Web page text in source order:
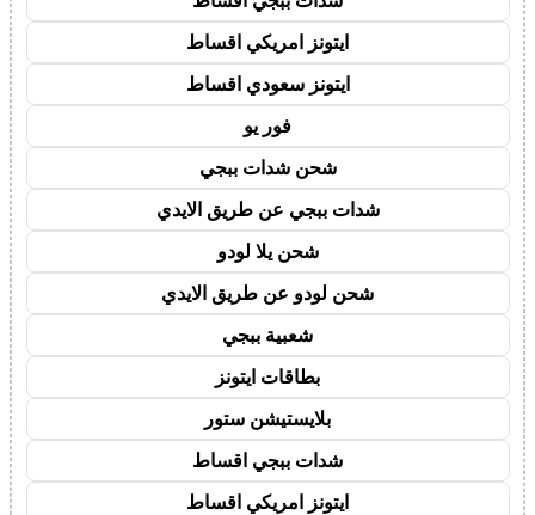
ايتونز امريكي اقساط
ايتونز سعودي اقساط
فور يو
شحن شدات ببجي
شدات ببجي عن طريق الايدي
شحن يلا لودو
شحن لودو عن طريق الايدي
شعبية ببجي
بطاقات ايتونز
بلايستيشن ستور
شدات ببجي اقساط
ايتونز امريكي اقساط